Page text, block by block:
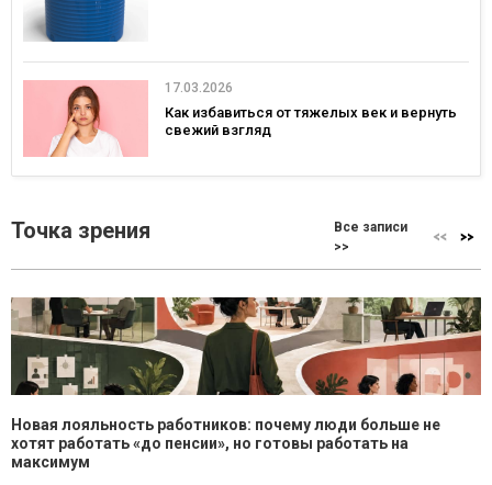
17.03.2026
Как избавиться от тяжелых век и вернуть
свежий взгляд
Точка зрения
Все записи
>>
Новая лояльность работников: почему люди больше не
хотят работать «до пенсии», но готовы работать на
максимум